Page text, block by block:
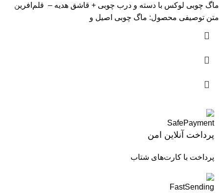
ماگ چوبی لوکس با دسته و درب چوبی + قاشق هدیه – قلم‌افرین
متن توصیفی محصول: ماگ چوبی اصیل و
پرداخت آنلاین امن
پرداخت با کارت‌های شتاب